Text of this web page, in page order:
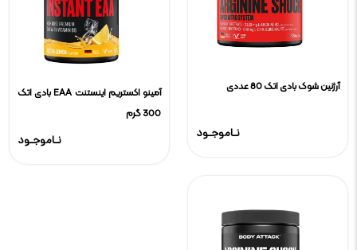
آمینو اکستریم اینستنت EAA بادی اتک
300 گرم
نـاموجـود
آرژنین شوک بادی اتک 80 عددی
نـاموجـود